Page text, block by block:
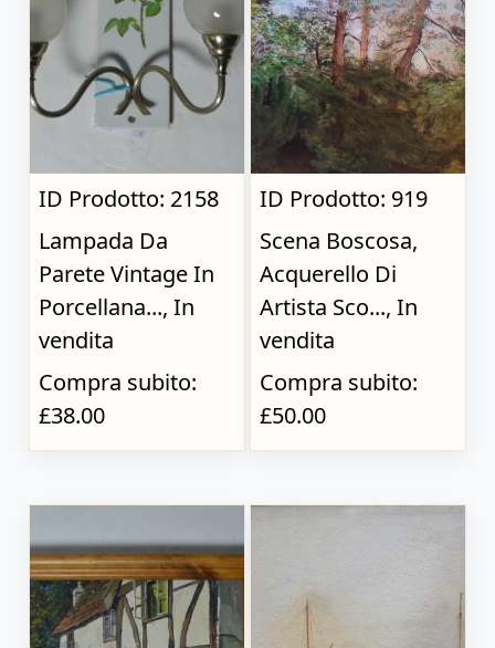
ID Prodotto: 2158
Lampada Da
Parete Vintage In
Porcellana..., In
vendita
Compra subito:
£38.00
ID Prodotto: 919
Scena Boscosa,
Acquerello Di
Artista Sco..., In
vendita
Compra subito:
£50.00